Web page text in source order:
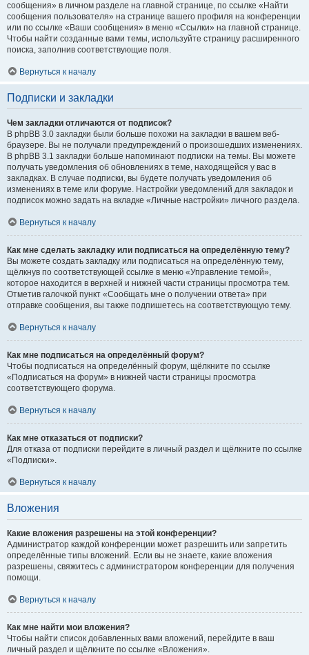
сообщения» в личном разделе на главной странице, по ссылке «Найти
сообщения пользователя» на странице вашего профиля на конференции
или по ссылке «Ваши сообщения» в меню «Ссылки» на главной странице.
Чтобы найти созданные вами темы, используйте страницу расширенного
поиска, заполнив соответствующие поля.
Вернуться к началу
Подписки и закладки
Чем закладки отличаются от подписок?
В phpBB 3.0 закладки были больше похожи на закладки в вашем веб-
браузере. Вы не получали предупреждений о произошедших изменениях.
В phpBB 3.1 закладки больше напоминают подписки на темы. Вы можете
получать уведомления об обновлениях в теме, находящейся у вас в
закладках. В случае подписки, вы будете получать уведомления об
изменениях в теме или форуме. Настройки уведомлений для закладок и
подписок можно задать на вкладке «Личные настройки» личного раздела.
Вернуться к началу
Как мне сделать закладку или подписаться на определённую тему?
Вы можете создать закладку или подписаться на определённую тему,
щёлкнув по соответствующей ссылке в меню «Управление темой»,
которое находится в верхней и нижней части страницы просмотра тем.
Отметив галочкой пункт «Сообщать мне о получении ответа» при
отправке сообщения, вы также подпишетесь на соответствующую тему.
Вернуться к началу
Как мне подписаться на определённый форум?
Чтобы подписаться на определённый форум, щёлкните по ссылке
«Подписаться на форум» в нижней части страницы просмотра
соответствующего форума.
Вернуться к началу
Как мне отказаться от подписки?
Для отказа от подписки перейдите в личный раздел и щёлкните по ссылке
«Подписки».
Вернуться к началу
Вложения
Какие вложения разрешены на этой конференции?
Администратор каждой конференции может разрешить или запретить
определённые типы вложений. Если вы не знаете, какие вложения
разрешены, свяжитесь с администратором конференции для получения
помощи.
Вернуться к началу
Как мне найти мои вложения?
Чтобы найти список добавленных вами вложений, перейдите в ваш
личный раздел и щёлкните по ссылке «Вложения».